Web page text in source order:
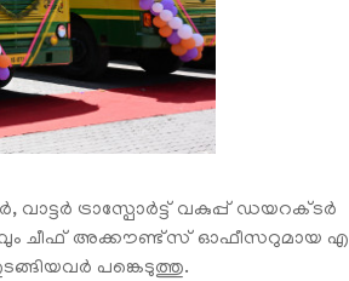
ട്രാസ്പോർട്ട് വകുപ്പ് ഡയറക്ടർ
ചീഫ് അക്കൗണ്ട്‌സ് ഓഫീസറുമായ എ
പങ്കെടുത്തു.